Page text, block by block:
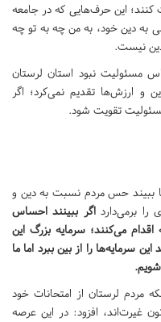
این حرف‌هایی که در جامعه
به دین خود، به من چه به تو چه
نیست.
مسئولیت نبود استان لرستان
ارزش‌ها تقدیم نمی‌کرد؛ اگر
تقویت شود.
حس مردم نسبت به دین و
برمی‌دارداگر ببینند احساس
می‌کنند؛ سرمایه بزرگ این
سرمایه‌ها را از بین ببرد اما ما
مردم لرستان از امتحانات خود
غیرت‌اند، افزود: در این عرصه